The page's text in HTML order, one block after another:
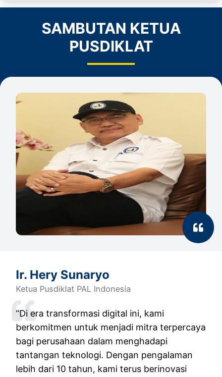
SAMBUTAN KETUA
PUSDIKLAT
Ir. Hery Sunaryo
Ketua Pusdiklat PAL Indonesia
“Di era transformasi digital ini, kami
berkomitmen untuk menjadi mitra terpercaya
bagi perusahaan dalam menghadapi
tantangan teknologi. Dengan pengalaman
lebih dari 10 tahun, kami terus berinovasi